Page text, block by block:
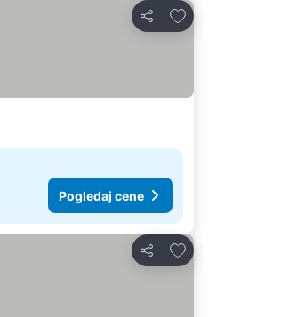
Deli
Dodati u favorite
Pogledaj cene
Deli
Dodati u favorite